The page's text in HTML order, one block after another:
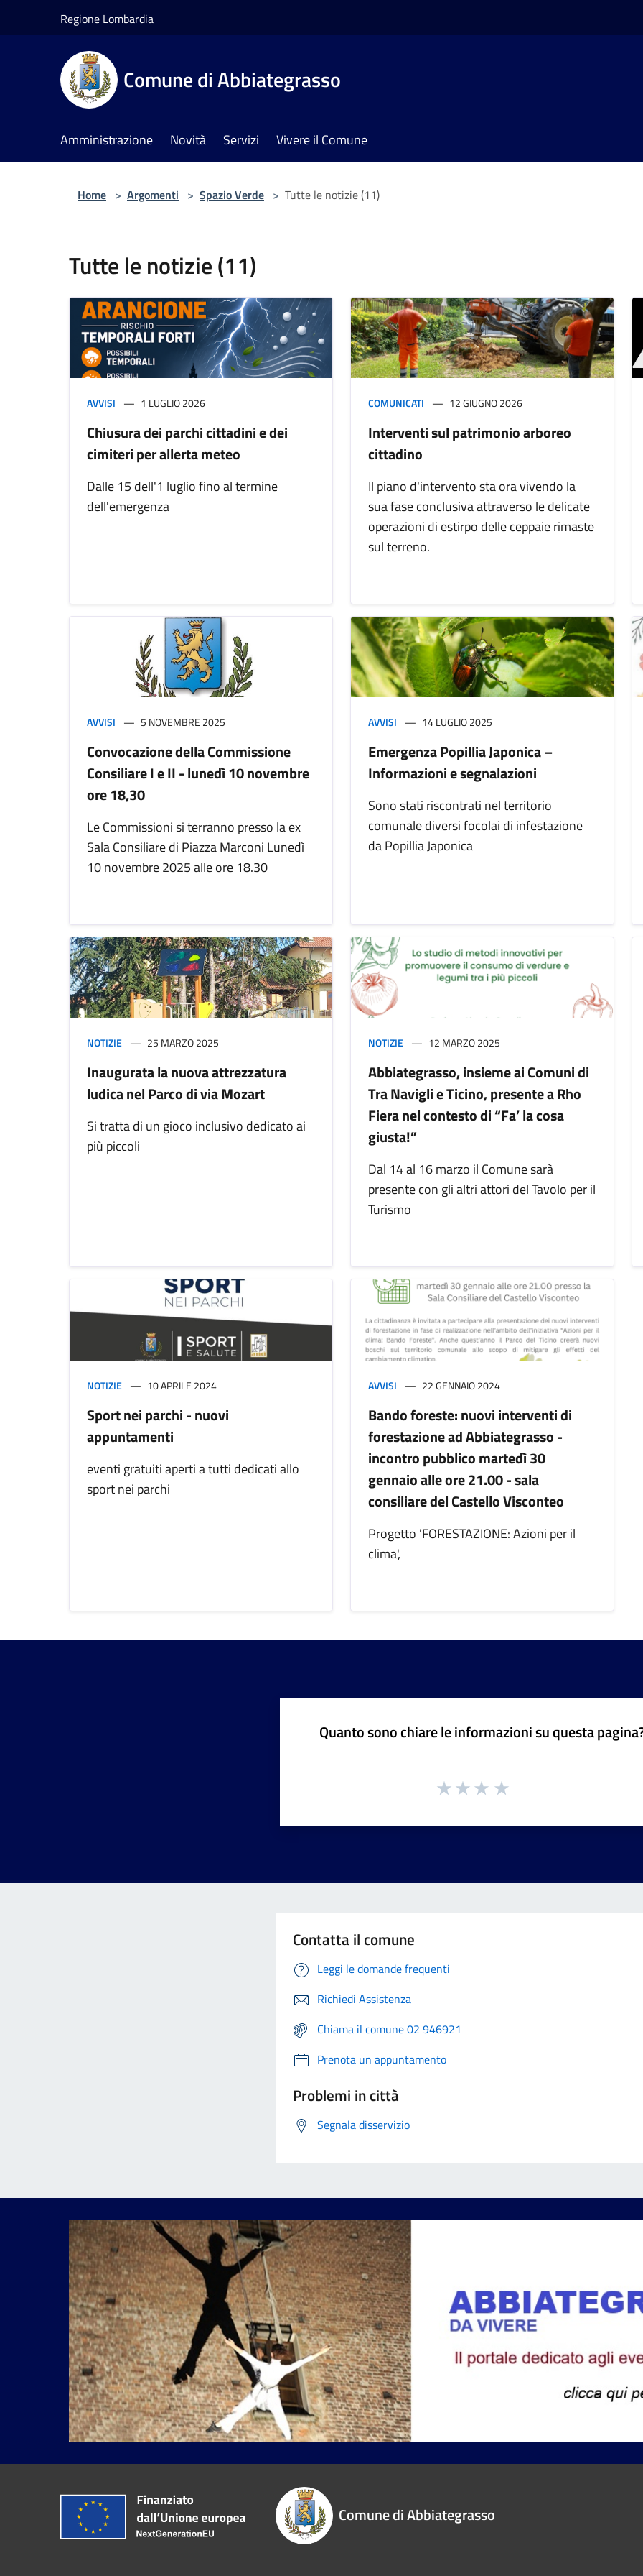
Regione Lombardia
Comune di Abbiategrasso
Amministrazione Novità Servizi Vivere il Comune
Home > Argomenti > Spazio Verde > Tutte le notizie (11)
Tutte le notizie (11)
AVVISI 1 LUGLIO 2026
Chiusura dei parchi cittadini e dei
cimiteri per allerta meteo
Dalle 15 dell'1 luglio fino al termine
dell'emergenza
COMUNICATI 12 GIUGNO 2026
Interventi sul patrimonio arboreo
cittadino
Il piano d'intervento sta ora vivendo la
sua fase conclusiva attraverso le delicate
operazioni di estirpo delle ceppaie rimaste
sul terreno.
AVVISI 5 NOVEMBRE 2025
Convocazione della Commissione
Consiliare I e II - lunedì 10 novembre
ore 18,30
Le Commissioni si terranno presso la ex
Sala Consiliare di Piazza Marconi Lunedì
10 novembre 2025 alle ore 18.30
AVVISI 14 LUGLIO 2025
Emergenza Popillia Japonica –
Informazioni e segnalazioni
Sono stati riscontrati nel territorio
comunale diversi focolai di infestazione
da Popillia Japonica
NOTIZIE 25 MARZO 2025
Inaugurata la nuova attrezzatura
ludica nel Parco di via Mozart
Si tratta di un gioco inclusivo dedicato ai
più piccoli
NOTIZIE 12 MARZO 2025
Abbiategrasso, insieme ai Comuni di
Tra Navigli e Ticino, presente a Rho
Fiera nel contesto di “Fa’ la cosa
giusta!”
Dal 14 al 16 marzo il Comune sarà
presente con gli altri attori del Tavolo per il
Turismo
NOTIZIE 10 APRILE 2024
Sport nei parchi - nuovi
appuntamenti
eventi gratuiti aperti a tutti dedicati allo
sport nei parchi
AVVISI 22 GENNAIO 2024
Bando foreste: nuovi interventi di
forestazione ad Abbiategrasso -
incontro pubblico martedì 30
gennaio alle ore 21.00 - sala
consiliare del Castello Visconteo
Progetto 'FORESTAZIONE: Azioni per il
clima',
Quanto sono chiare le informazioni su questa
Contatta il comune
Leggi le domande frequenti
Richiedi Assistenza
Chiama il comune 02 946921
Prenota un appuntamento
Problemi in città
Segnala disservizio
Comune di Abbiategrasso